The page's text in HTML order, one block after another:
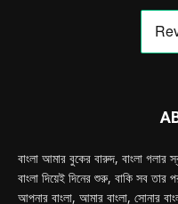
বাংলা আমার বুকের বারুদ, বাংলা গলার
বাংলা দিয়েই দিনের শুরু, বাকি সব তার
আপনার বাংলা, আমার বাংলা, সোনার